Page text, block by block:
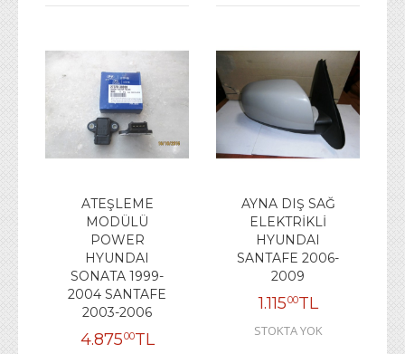
ATEŞLEME
MODÜLÜ
POWER
HYUNDAI
SONATA 1999-
2004 SANTAFE
2003-2006
4.87500TL
AYNA DIŞ SAĞ
ELEKTRİKLİ
HYUNDAI
SANTAFE 2006-
2009
1.11500TL
STOKTA YOK